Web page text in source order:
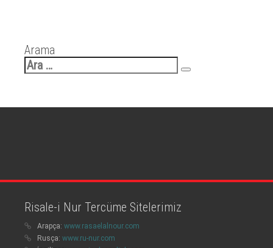
Arama
Arama:
Risale-i Nur Tercüme Sitelerimiz
Arapça: www.rasaelalnour.com
Rusça: www.ru-nur.com